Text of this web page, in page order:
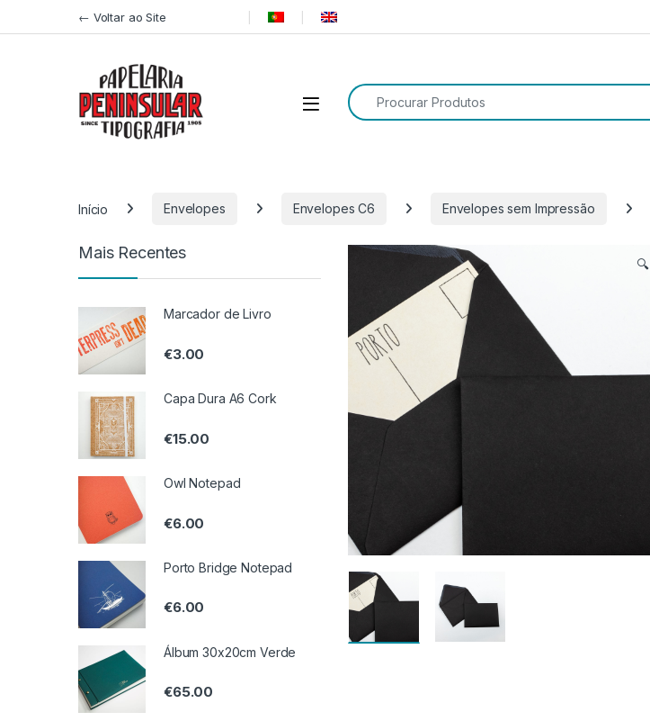
← Voltar ao Site
Procurar por:
Início Envelopes Envelopes C6 Envelopes sem Impressão
🔍
Mais Recentes
Marcador de Livro
€3.00
Capa Dura A6 Cork
€15.00
Owl Notepad
€6.00
Porto Bridge Notepad
€6.00
Álbum 30x20cm Verde
€65.00